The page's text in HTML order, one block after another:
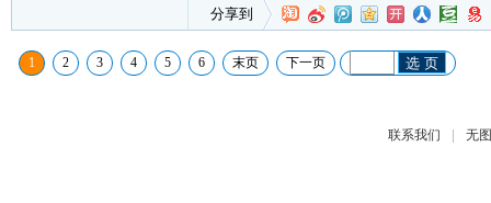
分享到
1 2 3 4 5 6 末页 下一页 选 页
联系我们 | 无